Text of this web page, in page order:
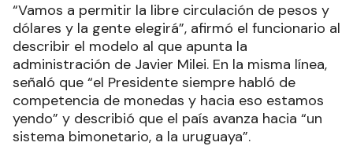
“Vamos a permitir la libre circulación de pesos y
dólares y la gente elegirá”, afirmó el funcionario al
describir el modelo al que apunta la
administración de Javier Milei. En la misma línea,
señaló que “el Presidente siempre habló de
competencia de monedas y hacia eso estamos
yendo” y describió que el país avanza hacia “un
sistema bimonetario, a la uruguaya”.